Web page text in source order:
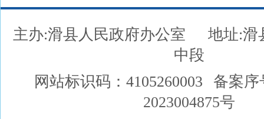
主办:滑县人民政府办公室
地址:滑
中段
网站标识码：4105260003
备案序
2023004875号